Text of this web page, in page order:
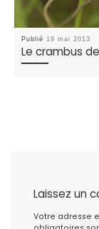
Publié19 mai 2013
Le crambus
Laissez un
Votre adresse